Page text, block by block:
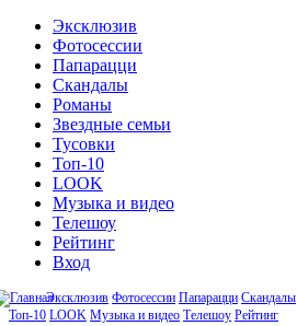
Эксклюзив
Фотосессии
Папарацци
Скандалы
Романы
Звездные семьи
Тусовки
Топ-10
LOOK
Музыка и видео
Телешоу
Рейтинг
Вход
Эксклюзив Фотосессии Папарацци Скандалы
Топ-10 LOOK Музыка и видео Телешоу Рейтинг